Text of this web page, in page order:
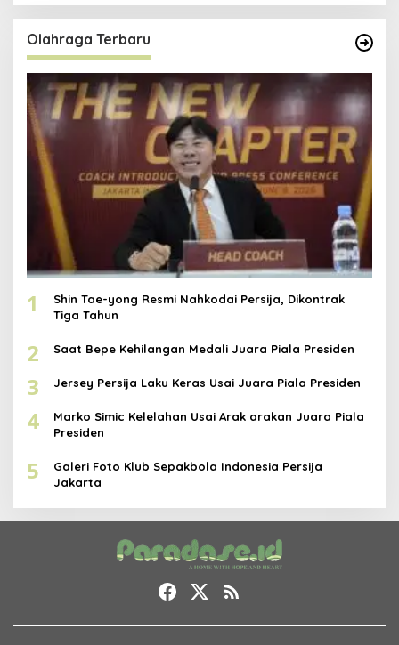
Olahraga Terbaru
1
Shin Tae-yong Resmi Nahkodai Persija, Dikontrak
Tiga Tahun
2 Saat Bepe Kehilangan Medali Juara Piala Presiden
3 Jersey Persija Laku Keras Usai Juara Piala Presiden
4
Marko Simic Kelelahan Usai Arak arakan Juara Piala
Presiden
5
Galeri Foto Klub Sepakbola Indonesia Persija
Jakarta